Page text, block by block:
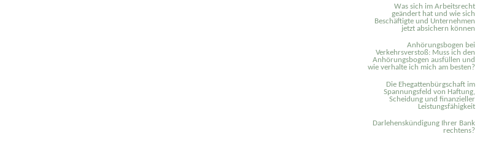
Was sich im Arbeitsrecht
geändert hat und wie sich
Beschäftigte und Unternehmen
jetzt absichern können
Anhörungsbogen bei
Verkehrsverstoß: Muss ich den
Anhörungsbogen ausfüllen und
wie verhalte ich mich am besten?
Die Ehegattenbürgschaft im
Spannungsfeld von Haftung,
Scheidung und finanzieller
Leistungsfähigkeit
Darlehenskündigung Ihrer Bank
rechtens?